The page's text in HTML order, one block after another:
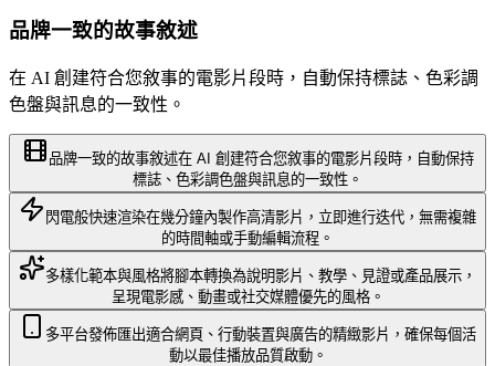
品牌一致的故事敘述
在 AI 創建符合您敘事的電影片段時，自動保持標誌、色彩調
色盤與訊息的一致性。
品牌一致的故事敘述在 AI 創建符合您敘事的電影片段時，自動保持
標誌、色彩調色盤與訊息的一致性。
閃電般快速渲染在幾分鐘內製作高清影片，立即進行迭代，無需複雜
的時間軸或手動編輯流程。
多樣化範本與風格將腳本轉換為說明影片、教學、見證或產品展示，
呈現電影感、動畫或社交媒體優先的風格。
多平台發佈匯出適合網頁、行動裝置與廣告的精緻影片，確保每個活
動以最佳播放品質啟動。